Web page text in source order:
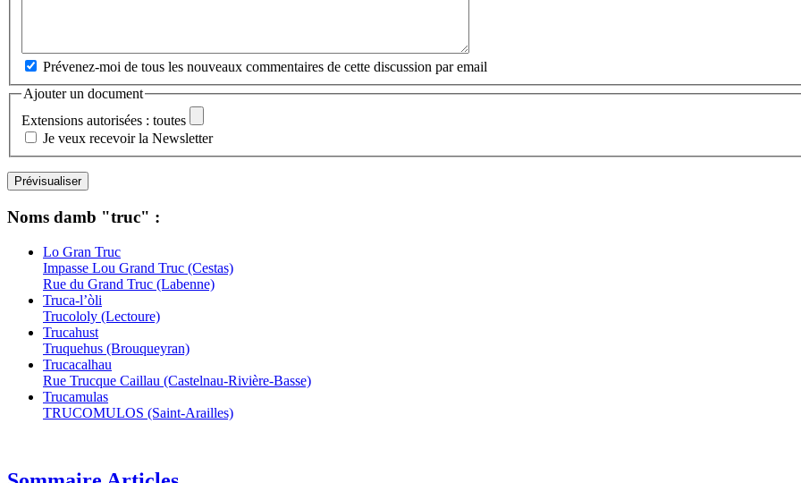
Prévenez-moi de tous les nouveaux commentaires de cette discussion par email
Ajouter un document
Extensions autorisées : toutes
Je veux recevoir la Newsletter
Noms damb "truc" :
Lo Gran Truc
Impasse Lou Grand Truc (Cestas)
Rue du Grand Truc (Labenne)
Truca-l’òli
Trucololy (Lectoure)
Trucahust
Truquehus (Brouqueyran)
Trucacalhau
Rue Trucque Caillau (Castelnau-Rivière-Basse)
Trucamulas
TRUCOMULOS (Saint-Arailles)